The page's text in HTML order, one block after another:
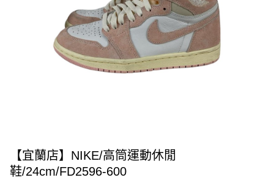
【宜蘭店】NIKE/高筒運動休閒
鞋/24cm/FD2596-600